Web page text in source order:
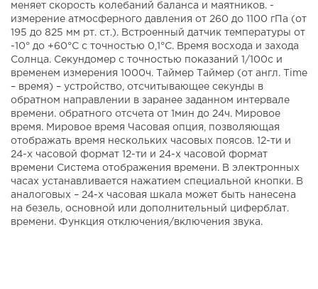
меняет скорость колебаний баланса и маятников. -
измерение атмосферного давления от 260 до 1100 гПа (от
195 до 825 мм рт. ст.). Встроенный датчик температуры от
-10° до +60°С с точностью 0,1°C. Время восхода и захода
Солнца. Секундомер с точностью показаний 1/100с и
временем измерения 1000ч. Таймер Таймер (от англ. Time
– время) – устройство, отсчитывающее секунды в
обратном направлении в заранее заданном интервале
времени. обратного отсчета от 1мин до 24ч. Мировое
время. Мировое время Часовая опция, позволяющая
отображать время нескольких часовых поясов. 12-ти и
24-х часовой формат 12-ти и 24-х часовой формат
времени Система отображения времени. В электронных
часах устанавливается нажатием специальной кнопки. В
аналоговых – 24-х часовая шкала может быть нанесена
на безель, основной или дополнительный циферблат.
времени. Функция отключения/включения звука.